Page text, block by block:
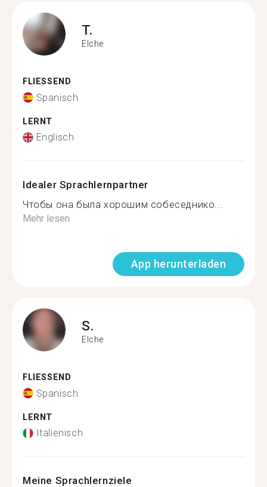
T.
Elche
FLIESSEND
Spanisch
LERNT
Englisch
Idealer Sprachlernpartner
Чтобы она была хорошим собеседнико...
Mehr lesen
App herunterladen
S.
Elche
FLIESSEND
Spanisch
LERNT
Italienisch
Meine Sprachlernziele